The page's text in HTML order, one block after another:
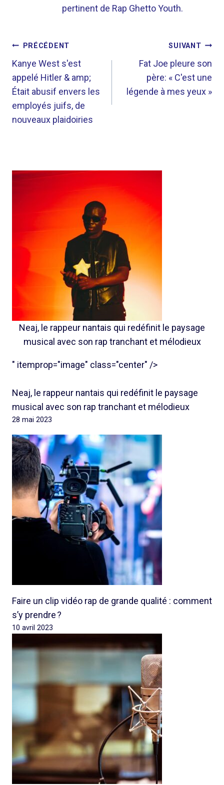
pertinent de Rap Ghetto Youth.
NAVIGATION
DE
L’ARTICLE
PRÉCÉDENT
Kanye West s'est
appelé Hitler & amp;
Était abusif envers les
employés juifs, de
nouveaux plaidoiries
SUIVANT
Fat Joe pleure son
père: « C'est une
légende à mes yeux »
Neaj, le rappeur nantais qui redéfinit le paysage
musical avec son rap tranchant et mélodieux
" itemprop="image" class="center" />
Neaj, le rappeur nantais qui redéfinit le paysage
musical avec son rap tranchant et mélodieux
28 mai 2023
Faire un clip vidéo rap de grande qualité : comment
s’y prendre ?
10 avril 2023